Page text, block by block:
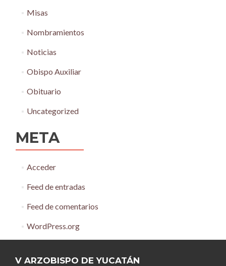
Misas
Nombramientos
Noticias
Obispo Auxiliar
Obituario
Uncategorized
META
Acceder
Feed de entradas
Feed de comentarios
WordPress.org
V ARZOBISPO DE YUCATÁN